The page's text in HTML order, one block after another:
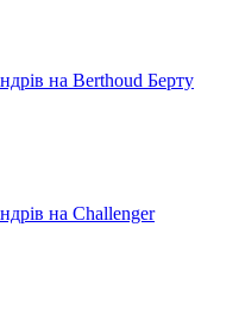
на Berthoud Берту
на Challenger